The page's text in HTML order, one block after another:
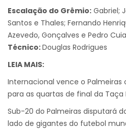
Escalação do Grêmio: Gabriel;
Santos e Thales; Fernando
Azevedo, Gonçalves e Pedro
Técnico:Douglas Rodrigues
LEIA MAIS:
Internacional vence o
para as quartas de final da Taça
Sub-20 do Palmeiras disputará
lado de gigantes do futebol